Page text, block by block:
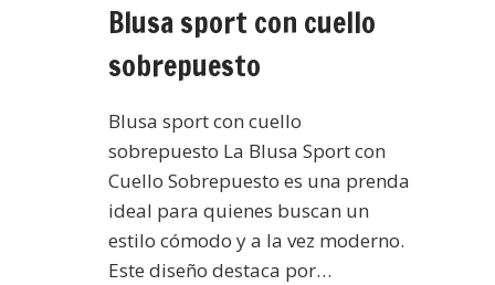
Blusa sport con cuello
sobrepuesto
Blusa sport con cuello
sobrepuesto La Blusa Sport con
Cuello Sobrepuesto es una prenda
ideal para quienes buscan un
estilo cómodo y a la vez moderno.
Este diseño destaca por…